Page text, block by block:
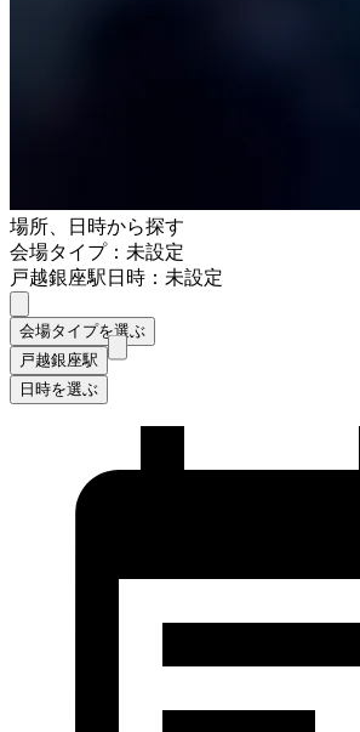
場所、日時から探す
会場タイプ：未設定
戸越銀座駅日時：未設定
会場タイプを選ぶ
戸越銀座駅
日時を選ぶ